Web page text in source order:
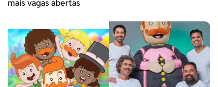
mais vagas abertas